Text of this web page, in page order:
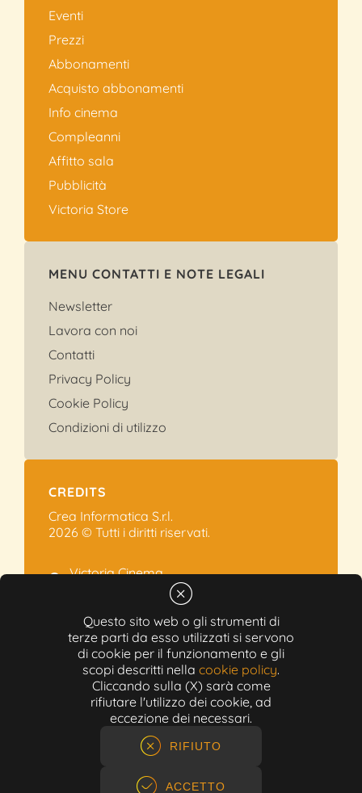
Questo sito web o gli strumenti di
terze parti da esso utilizzati si servono
di cookie per il funzionamento e gli
scopi descritti nella cookie policy.
Cliccando sulla (X) sarà come
rifiutare l'utilizzo dei cookie, ad
eccezione dei necessari.
RIFIUTO
ACCETTO
Eventi
Prezzi
Abbonamenti
Acquisto abbonamenti
Info cinema
Compleanni
Affitto sala
Pubblicità
Victoria Store
MENU CONTATTI E NOTE LEGALI
Newsletter
Lavora con noi
Contatti
Privacy Policy
Cookie Policy
Condizioni di utilizzo
CREDITS
Crea Informatica S.r.l.
2026 © Tutti i diritti riservati.
Victoria Cinema
Via Ramelli, 101 - Modena
+39 059.454622
info@victoriacinema.it
Partita IVA: 02603471208
N-REA: 452611
Capitale sociale: 300.000,00€